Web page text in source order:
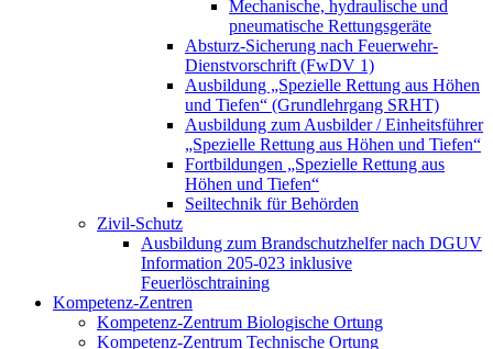
Mechanische, hydraulische und
pneumatische Rettungsgeräte
Absturz-Sicherung nach Feuerwehr-
Dienstvorschrift (FwDV 1)
Ausbildung „Spezielle Rettung aus Höhen
und Tiefen“ (Grundlehrgang SRHT)
Ausbildung zum Ausbilder / Einheitsführer
„Spezielle Rettung aus Höhen und Tiefen“
Fortbildungen „Spezielle Rettung aus
Höhen und Tiefen“
Seiltechnik für Behörden
Zivil-Schutz
Ausbildung zum Brandschutzhelfer nach DGUV
Information 205-023 inklusive
Feuerlöschtraining
Kompetenz-Zentren
Kompetenz-Zentrum Biologische Ortung
Kompetenz-Zentrum Technische Ortung